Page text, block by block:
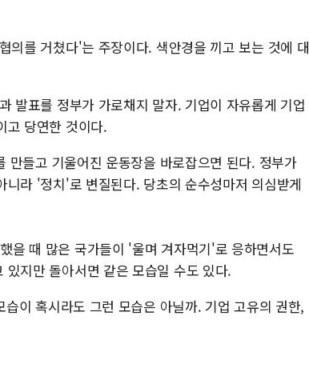
의를 거쳤다'는 주장이다. 색안경을 끼고 보는 것에 대
발표를 정부가 가로채지 말자. 기업이 자유롭게 기업
고 당연한 것이다.
들고 기울어진 운동장을 바로잡으면 된다. 정부가
라 '정치'로 변질된다. 당초의 순수성마저 의심받게
을 때 많은 국가들이 '울며 겨자먹기'로 응하면서도
지만 돌아서면 같은 모습일 수도 있다.
이 혹시라도 그런 모습은 아닐까. 기업 고유의 권한,